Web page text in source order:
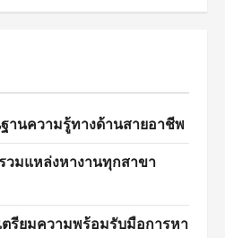
นความรู้ทางด้านสายอาชีพ
วมแหล่งหางานทุกสาขา
ตรียมความพร้อมรับมือการหา